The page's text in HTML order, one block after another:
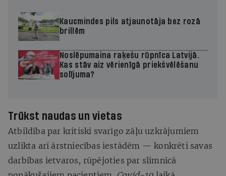
Kaucmindes pils atjaunotāja bez rozā
brillēm
Noslēpumaina raķešu rūpnīca Latvijā.
Kas stāv aiz vērienīgā priekšvēlēšanu
solījuma?
Trūkst naudas un vietas
Atbildība par kritiski svarīgo zāļu uzkrājumiem
uzlikta arī ārstniecības iestādēm — konkrēti savas
darbības ietvaros, rūpējoties par slimnīcā